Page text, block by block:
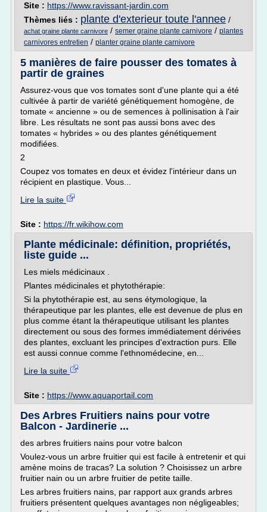
Site : https://www.ravissant-jardin.com
Thèmes liés : plante d'exterieur toute l'annee /
achat graine plante carnivore / semer graine plante carnivore / plantes
carnivores entretien / planter graine plante carnivore
5 manières de faire pousser des tomates à
partir de graines
Assurez-vous que vos tomates sont d'une plante qui a été
cultivée à partir de variété génétiquement homogène, de
tomate « ancienne » ou de semences à pollinisation à l'air
libre. Les résultats ne sont pas aussi bons avec des
tomates « hybrides » ou des plantes génétiquement
modifiées.
2
Coupez vos tomates en deux et évidez l'intérieur dans un
récipient en plastique. Vous...
Lire la suite
Site : https://fr.wikihow.com
Plante médicinale: définition, propriétés,
liste guide ...
Les miels médicinaux .
Plantes médicinales et phytothérapie:
Si la phytothérapie est, au sens étymologique, la
thérapeu­tique par les plantes, elle est devenue de plus en
plus comme étant la thérapeutique utilisant les plantes
directement ou sous des formes immédiatement dérivées
des plantes, excluant les principes d'extraction purs. Elle
est aussi connue comme l'ethnomédecine, en...
Lire la suite
Site : https://www.aquaportail.com
Des Arbres Fruitiers nains pour votre
Balcon - Jardinerie ...
des arbres fruitiers nains pour votre balcon
Voulez-vous un arbre fruitier qui est facile à entretenir et qui
amène moins de tracas? La solution ? Choisissez un arbre
fruitier nain ou un arbre fruitier de petite taille.
Les arbres fruitiers nains, par rapport aux grands arbres
fruitiers présentent quelques avantages non négligeables;